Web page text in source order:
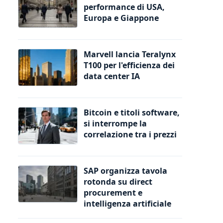
performance di USA,
Europa e Giappone
Marvell lancia Teralynx
T100 per l'efficienza dei
data center IA
Bitcoin e titoli software,
si interrompe la
correlazione tra i prezzi
SAP organizza tavola
rotonda su direct
procurement e
intelligenza artificiale